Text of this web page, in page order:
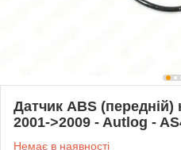
Датчик ABS (передній)
2001->2009 - Autlog -
Немає в наявності